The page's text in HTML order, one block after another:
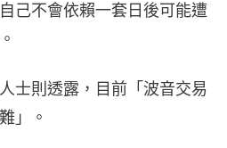
己不會依賴一套日後可能遭
士則透露，目前「波音交易
」。